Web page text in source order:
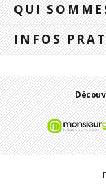
QUI
INFOS